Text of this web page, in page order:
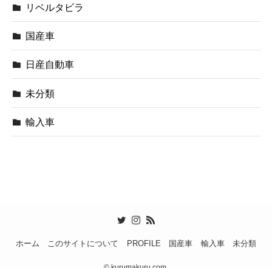
リベルタビラ
国産車
日産自動車
未分類
輸入車
ホーム このサイトについて PROFILE 国産車 輸入車 未分類